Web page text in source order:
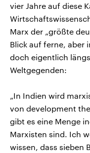
vier Jahre auf diese
Marx der „größte
Blick auf ferne, aber
doch eigentlich
Weltgegenden:
„In Indien wird
von development
gibt es eine Menge
Marxisten sind. Ich
wissen, dass sieben